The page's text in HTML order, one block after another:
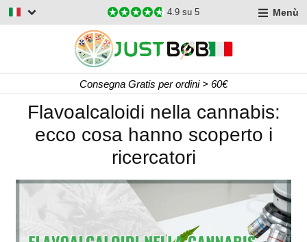
4.9 su 5 Menù
Consegna Gratis per ordini > 60€
Flavoalcaloidi nella cannabis:
ecco cosa hanno scoperto i
ricercatori